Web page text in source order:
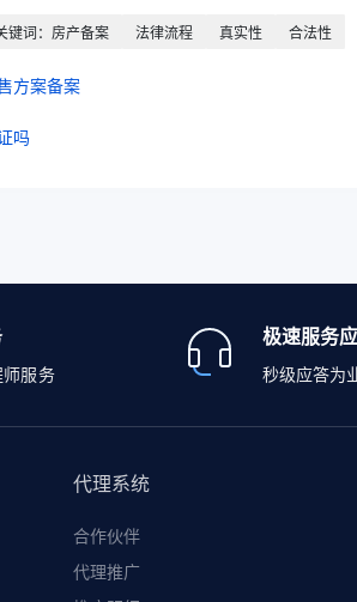
键词：房产备案 法律流程 真实性 合法性
方案备案
吗
服务
极速服务
秒级应答为
代理系统
合作伙伴
代理推广